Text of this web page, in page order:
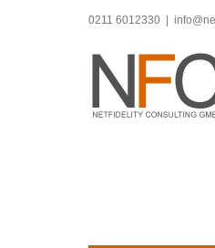
0211 6012330